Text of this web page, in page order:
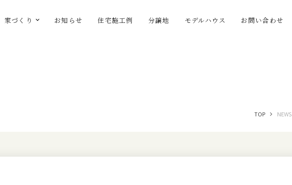
家づくり お知らせ 住宅施工例 分譲地 モデルハウス お問い合わせ
TOP NEWS